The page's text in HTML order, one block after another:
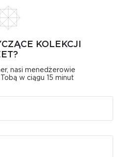
KOLEKCJI
nasi menedżerowie
w ciągu 15 minut